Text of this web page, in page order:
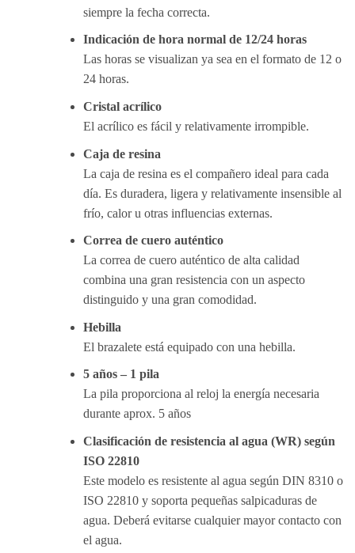
siempre la fecha correcta.
Indicación de hora normal de 12/24 horas
Las horas se visualizan ya sea en el formato de 12 o
24 horas.
Cristal acrílico
El acrílico es fácil y relativamente irrompible.
Caja de resina
La caja de resina es el compañero ideal para cada
día. Es duradera, ligera y relativamente insensible al
frío, calor u otras influencias externas.
Correa de cuero auténtico
La correa de cuero auténtico de alta calidad
combina una gran resistencia con un aspecto
distinguido y una gran comodidad.
Hebilla
El brazalete está equipado con una hebilla.
5 años – 1 pila
La pila proporciona al reloj la energía necesaria
durante aprox. 5 años
Clasificación de resistencia al agua (WR) según
ISO 22810
Este modelo es resistente al agua según DIN 8310 o
ISO 22810 y soporta pequeñas salpicaduras de
agua. Deberá evitarse cualquier mayor contacto con
el agua.